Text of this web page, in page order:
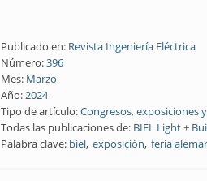
Publicado en: Revista Ingeniería Eléctrica
Número:396
Mes: Marzo
Año:2024
Tipo de artículo:Congresos, exposiciones
Todas las publicaciones de: BIEL Light +
Palabra clave: biel exposición feria